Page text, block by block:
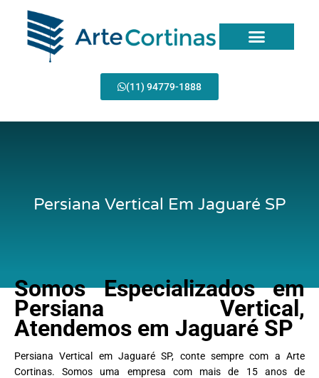
conteúdo
(11) 94779-1888
Persiana Vertical Em Jaguaré SP
Somos Especializados em
Persiana Vertical,
Atendemos em Jaguaré SP
Persiana Vertical em Jaguaré SP, conte sempre com a Arte
Cortinas. Somos uma empresa com mais de 15 anos de